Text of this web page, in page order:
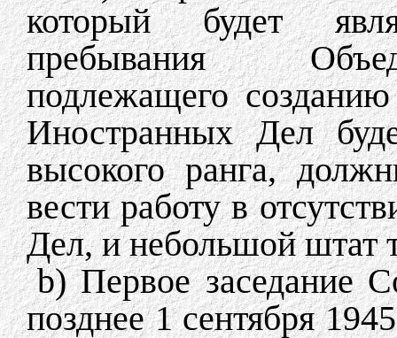
который будет
пребывания
подлежащего
Иностранных Дел
высокого ранга,
вести работу в
Дел, и небольшой штат
b) Первое заседание
позднее 1 сентября